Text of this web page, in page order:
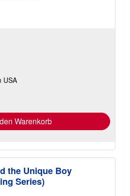
USA
Warenkorb
the Unique Boy
Series)